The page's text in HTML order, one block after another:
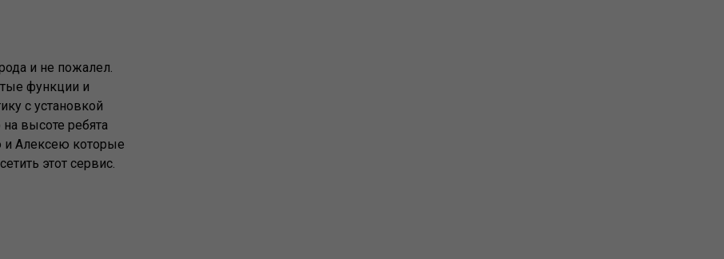
и не пожалел.
функции и
с установкой
высоте ребята
и Алексею которые
этот сервис.